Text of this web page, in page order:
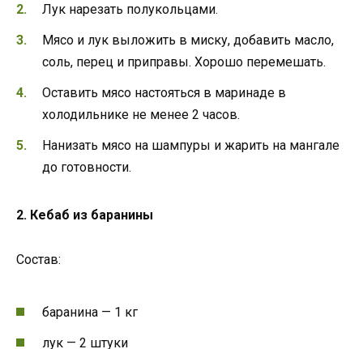
Лук нарезать полукольцами.
Мясо и лук выложить в миску, добавить масло,
соль, перец и приправы. Хорошо перемешать.
Оставить мясо настояться в маринаде в
холодильнике не менее 2 часов.
Нанизать мясо на шампуры и жарить на мангале
до готовности.
2. Кебаб из баранины
Состав:
баранина — 1 кг
лук — 2 штуки